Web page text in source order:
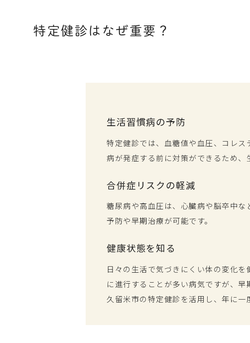
特定健診はなぜ重要？
生活習慣病の予防
特定健診では、血糖値や血圧、コレ
病が発症する前に対策ができるため、
合併症リスクの軽減
糖尿病や⾼⾎圧は、⼼臓病や脳卒中
予防や早期治療が可能です。
健康状態を知る
⽇々の⽣活で気づきにくい体の変化
に進行することが多い病気ですが、早
久留米市の特定健診を活用し、年に一